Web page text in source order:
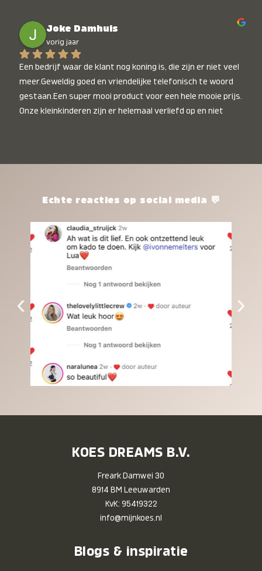
Joke Damhuis
vorig jaar
Een bedrijf waar de klant nog koning is, die zijn er niet veel
meer.Geweldig goed en vriendelijke telefonisch te woord
gestaan.Een super mooi product voor een hele mooie prijs.
Onze kleinkinderen zijn er helemaal verliefd op en niet
het waard.Echte reacties op social media 💬
‹ ›
KOES DREAMS B.V.
Freark Damwei 30
8914 BM Leeuwarden
KvK: 95419322
info@mijnkoes.nl
Blogs & inspiratie